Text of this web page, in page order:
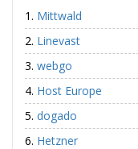
Mittwald
Linevast
webgo
Host Europe
dogado
Hetzner